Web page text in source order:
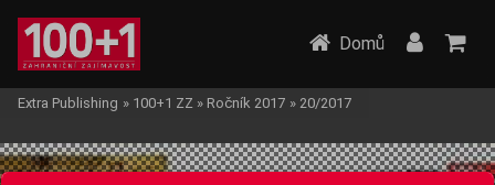
Domů
Extra Publishing » 100+1 ZZ » Ročník 2017 » 20/2017